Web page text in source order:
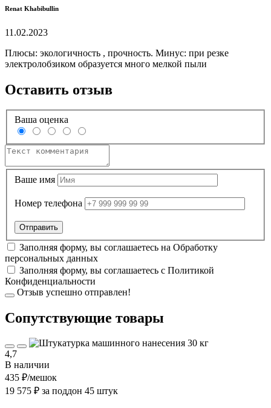
Renat Khabibullin
11.02.2023
Плюсы: экологичность , прочность. Минус: при резке
электролобзиком образуется много мелкой пыли
Оставить отзыв
Ваша оценка
Ваше имя
Номер телефона
Заполняя форму, вы соглашаетесь на Обработку
персональных данных
Заполняя форму, вы соглашаетесь с Политикой
Конфиденциальности
Отзыв успешно отправлен!
Cопутствующие товары
4,7
В наличии
435 ₽/мешок
19 575 ₽ за поддон 45 штук